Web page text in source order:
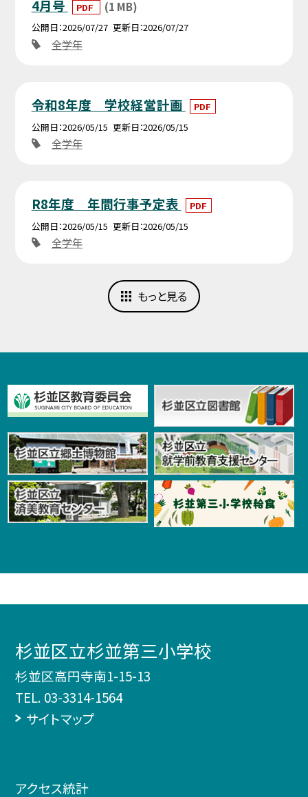
4月号 PDF (1 MB)
公開日 2026/07/27 更新日 2026/07/27
全学年
令和8年度 学校経営計画
PDF
公開日 2026/05/15 更新日 2026/05/15
全学年
R8年度 年間行事予定表
PDF
公開日 2026/05/15 更新日 2026/05/15
全学年
もっと見る
杉並区立杉並第三小学校
杉並区高円寺南1-15-13
TEL. 03-3314-1564
サイトマップ
アクセス統計